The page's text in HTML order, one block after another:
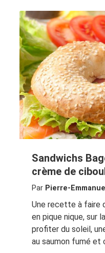
Sandwichs
crème de
Par Pierre-
Une recette à faire
en pique nique, sur
profiter du soleil,
au saumon fumé et